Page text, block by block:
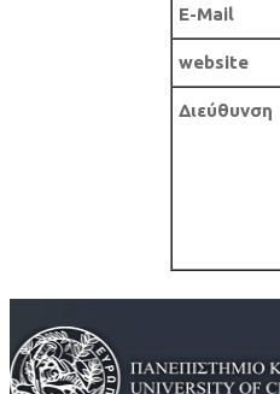
E-Mail
website
Διεύθυνση